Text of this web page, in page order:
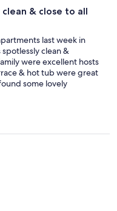
& close to all
last week in
clean &
were excellent hosts
& hot tub were great
some lovely
you.